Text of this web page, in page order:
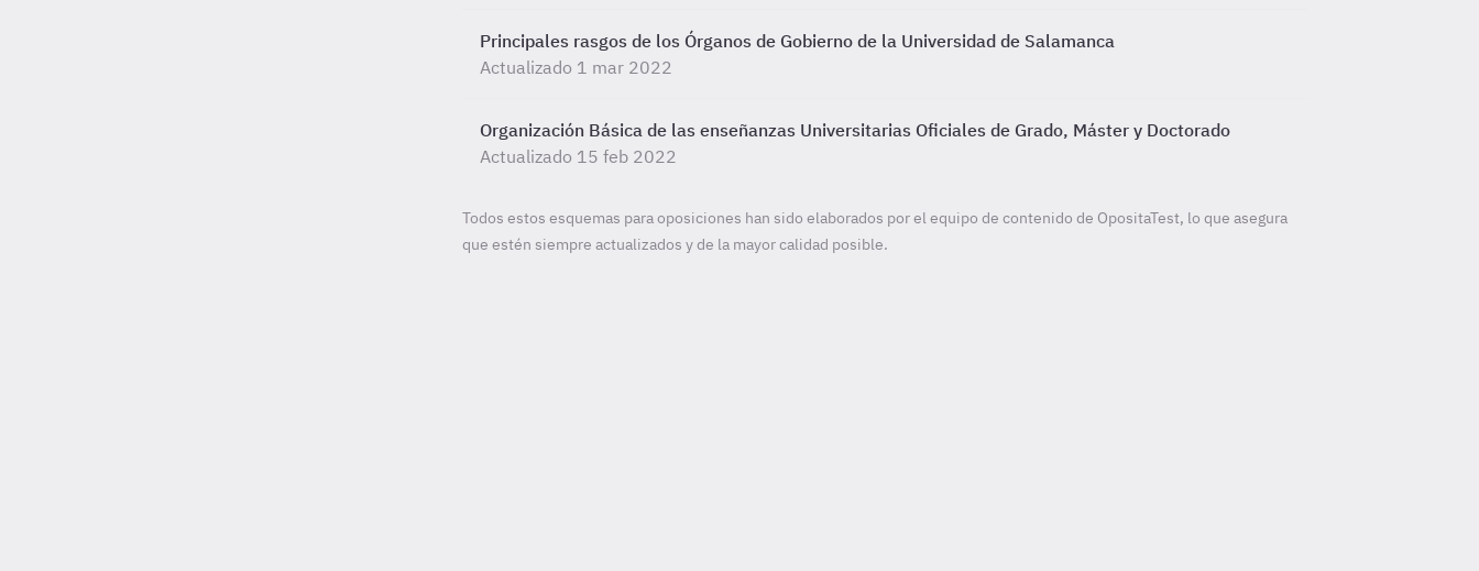
Principales rasgos de los Órganos de Gobierno de la Universidad de Salamanca
Actualizado 1 mar 2022
Organización Básica de las enseñanzas Universitarias Oficiales de Grado, Máster y Doctorado
Actualizado 15 feb 2022
Todos estos esquemas para oposiciones han sido elaborados por el equipo de contenido de OpositaTest, lo que asegura
que estén siempre actualizados y de la mayor calidad posible.